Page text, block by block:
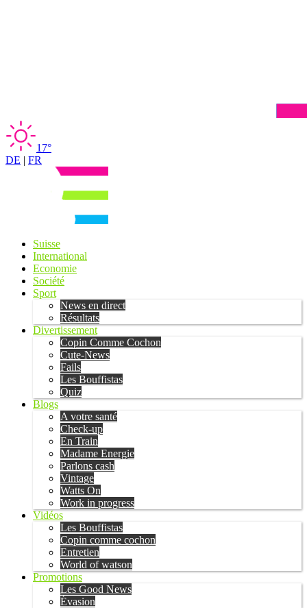
17°
DE | FR
Suisse
International
Economie
Société
Sport
News en direct
Résultats
Divertissement
Copin Comme Cochon
Cute-News
Fails
Les Bouffistas
Quiz
Blogs
A votre santé
Check-up
En Train
Madame Energie
Parlons cash
Vintage
Watts On
Work in progress
Vidéos
Les Bouffistas
Copin comme cochon
Entretien
World of watson
Promotions
Les Good News
Évasion